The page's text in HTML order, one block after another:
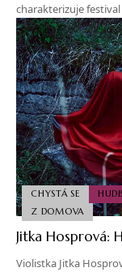
charakterizuje
CHYSTÁ SE
Z DOMOVA
Jitka Hosprová:
Violistka Jitka